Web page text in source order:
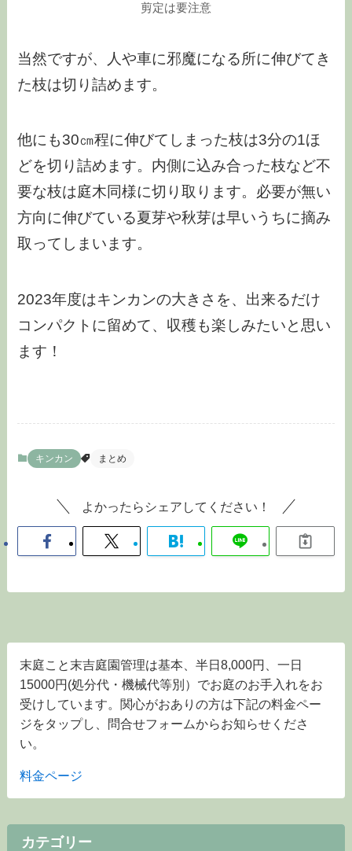
剪定は要注意
当然ですが、人や車に邪魔になる所に伸びてき
た枝は切り詰めます。
他にも30㎝程に伸びてしまった枝は3分の1ほ
どを切り詰めます。内側に込み合った枝など不
要な枝は庭木同様に切り取ります。必要が無い
方向に伸びている夏芽や秋芽は早いうちに摘み
取ってしまいます。
2023年度はキンカンの大きさを、出来るだけ
コンパクトに留めて、収穫も楽しみたいと思い
ます！
キンカン まとめ
よかったらシェアしてください！
末庭こと末吉庭園管理は基本、半日8,000円、一日
15000円(処分代・機械代等別）でお庭のお手入れをお
受けしています。関心がおありの方は下記の料金ペー
ジをタップし、問合せフォームからお知らせくださ
い。
料金ページ
カテゴリー